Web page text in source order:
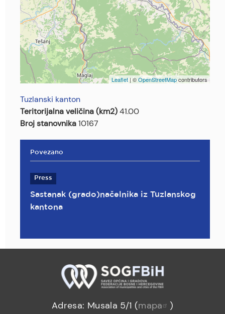
Leaflet | ©OpenStreetMapcontributors
Tuzlanski kanton
Teritorijalna veličina (km2)41.00
Broj stanovnika10167
Povezano
Press
Sastanak (grado)načelnika iz Tuzlanskog
kantona
Adresa: Musala 5/1 (mapa
)